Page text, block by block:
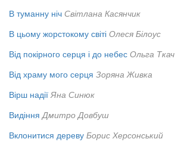
В туманну ніч Світлана Касянчик
В цьому жорстокому світі Олеся Білоус
Від покірного серця і до небес Ольга Ткач
Від храму мого серця Зоряна Живка
Вірш надії Яна Синюк
Видіння Дмитро Довбуш
Вклонитися дереву Борис Херсонський